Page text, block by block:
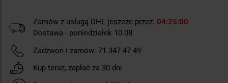
Zamów z usługą DHL jeszcze przez: 04 24 59
Dostawa - poniedziałek 10.08
Zadzwoń i zamów: 71 347 47 49
Kup teraz, zapłać za 30 dni